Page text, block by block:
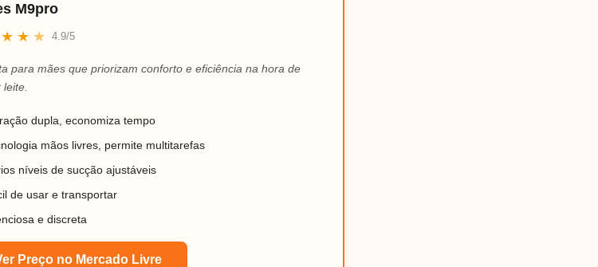
M9pro
★ ★ ★ 4.9/5
para mães que priorizam conforto e eficiência na hora de
dupla, economiza tempo
mãos livres, permite multitarefas
níveis de sucção ajustáveis
de usar e transportar
e discreta
Preço no Mercado Livre